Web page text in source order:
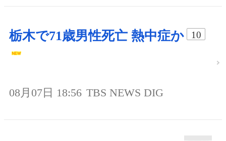
栃木で71歳男性死亡 熱中症か 10
08月07日 18:56 TBS NEWS DIG